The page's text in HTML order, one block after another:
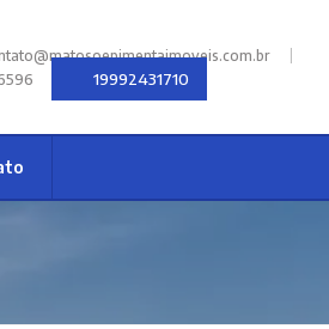
|
19992431710